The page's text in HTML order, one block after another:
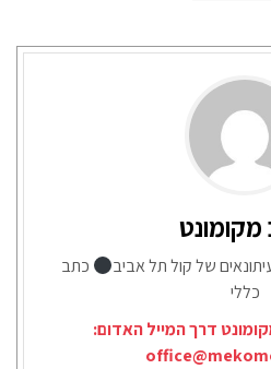
של קול תל אביב
כתב
כללי
דרך המייל האדום: